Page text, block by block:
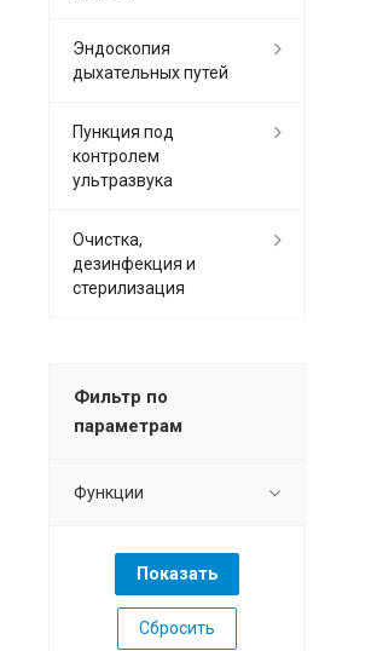
Эндоскопия
дыхательных путей
Пункция под
контролем
ультразвука
Очистка,
дезинфекция и
стерилизация
Фильтр по
параметрам
Функции
Сбросить